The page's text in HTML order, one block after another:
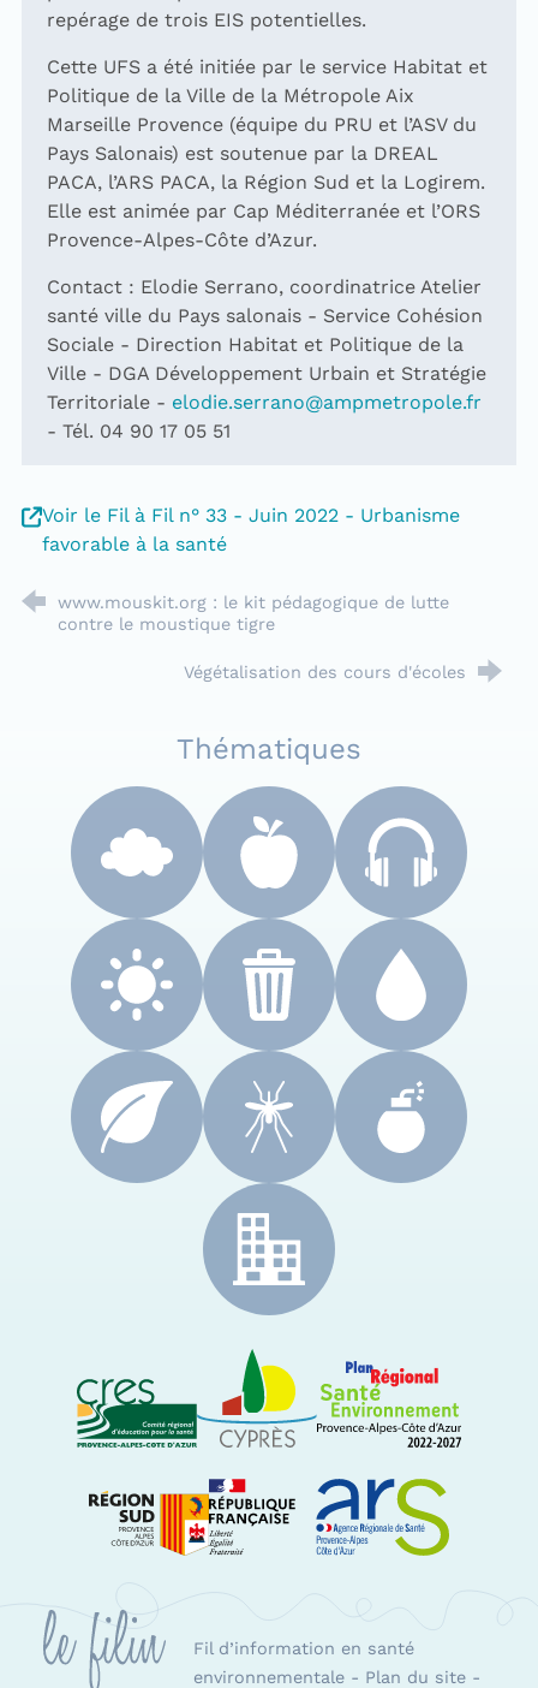
repérage de trois EIS potentielles.
Cette UFS a été initiée par le service Habitat et
Politique de la Ville de la Métropole Aix
Marseille Provence (équipe du PRU et l’ASV du
Pays Salonais) est soutenue par la DREAL
PACA, l’ARS PACA, la Région Sud et la Logirem.
Elle est animée par Cap Méditerranée et l’ORS
Provence-Alpes-Côte d’Azur.
Contact : Elodie Serrano, coordinatrice Atelier
santé ville du Pays salonais - Service Cohésion
Sociale - Direction Habitat et Politique de la
Ville - DGA Développement Urbain et Stratégie
Territoriale - elodie.serrano@ampmetropole.fr
- Tél. 04 90 17 05 51
Voir le Fil à Fil n° 33 - Juin 2022 - Urbanisme
favorable à la santé
www.mouskit.org : le kit pédagogique de lutte
contre le moustique tigre
Végétalisation des cours d'écoles
Thématiques
Fil d’information en santé
environnementale- Plan du site-